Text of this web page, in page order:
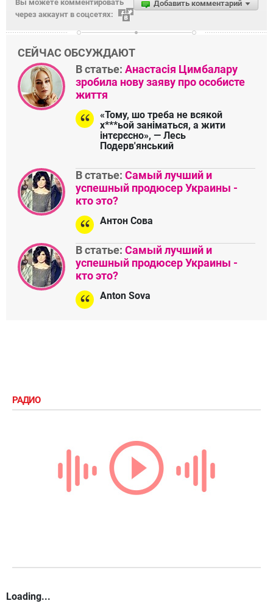
Добавить комментарий
Вы можете комментировать
через аккаунт в соцсетях:
СЕЙЧАС ОБСУЖДАЮТ
В статье: Анастасія Цимбалару
зробила нову заяву про особисте
життя
«Тому, шо треба не всякой
х***ьой заніматься, а жити
інтєрєсно», — Лесь
Подерв'янський
В статье: Самый лучший и
успешный продюсер Украины -
кто это?
Антон Сова
В статье: Самый лучший и
успешный продюсер Украины -
кто это?
Anton Sova
РАДИО
Loading...